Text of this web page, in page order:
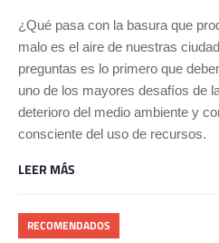
¿Qué pasa con la basura que
malo es el aire de nuestras
preguntas es lo primero que
uno de los mayores desafíos de
deterioro del medio ambiente y
consciente del uso de recursos.
LEER MÁS
RECOMENDADOS